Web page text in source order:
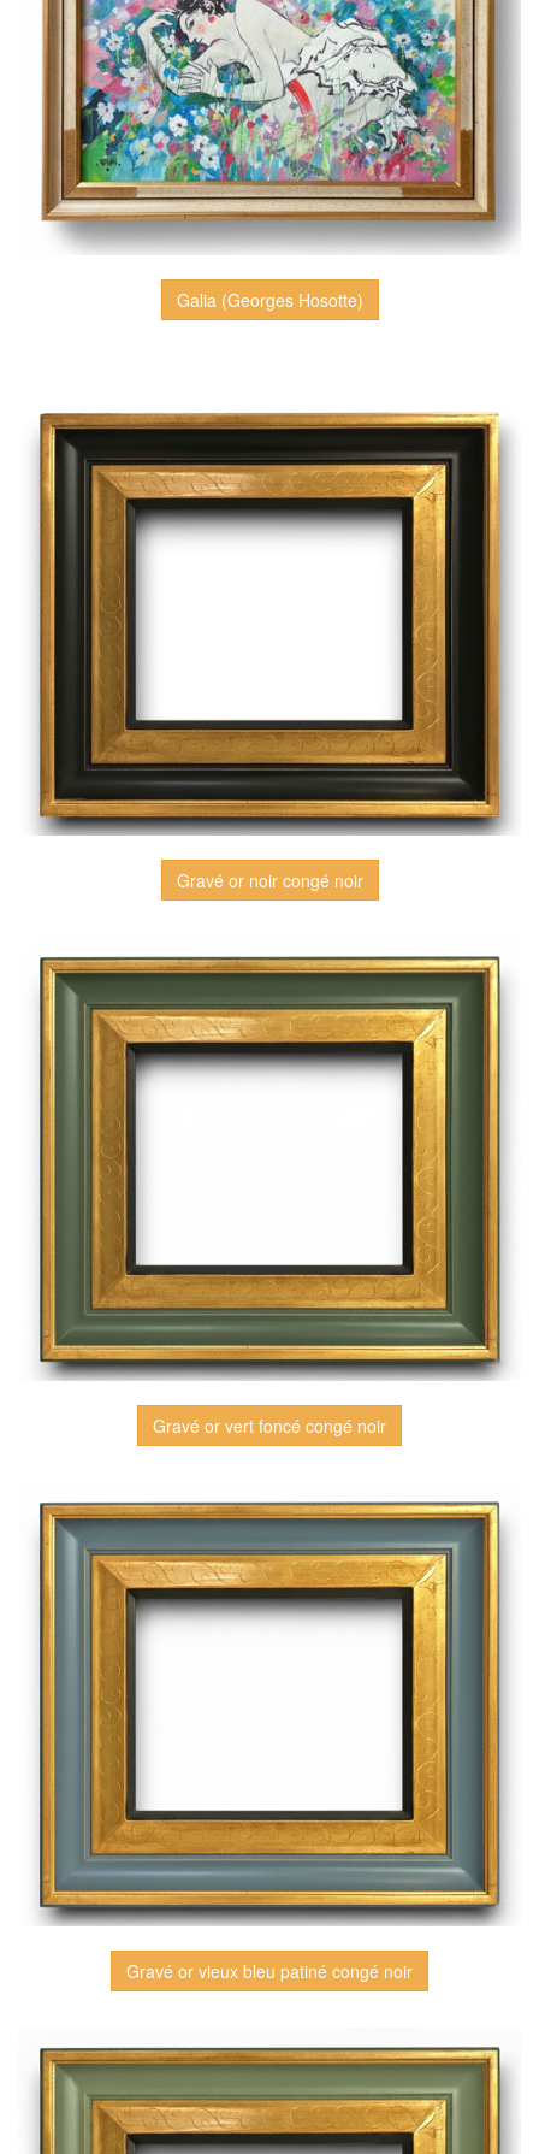
Galia (Georges Hosotte)
Gravé or noir congé noir
Gravé or vert foncé congé noir
Gravé or vieux bleu patiné congé noir